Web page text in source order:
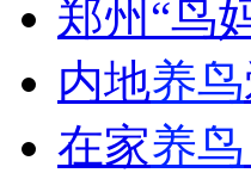
走！跟着总书记去植树
消防员救轻生者 花炮
郑州“鸟
内地养鸟
在家养鸟